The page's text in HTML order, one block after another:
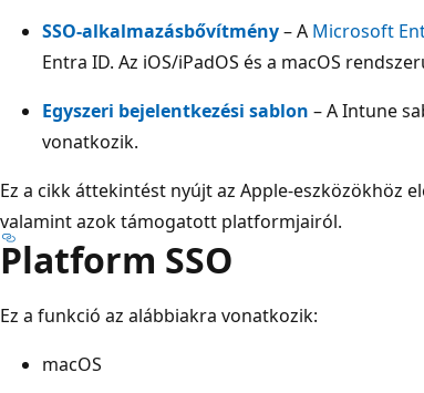
SSO-alkalmazásbővítmény– A Microsoft
Entra ID. Az iOS/iPadOS és a macOS
Egyszeri bejelentkezési sablon – A Intune
vonatkozik.
Ez a cikk áttekintést nyújt az Apple-eszközökhöz
valamint azok támogatott platformjairól.
Platform SSO
Ez a funkció az alábbiakra vonatkozik:
macOS